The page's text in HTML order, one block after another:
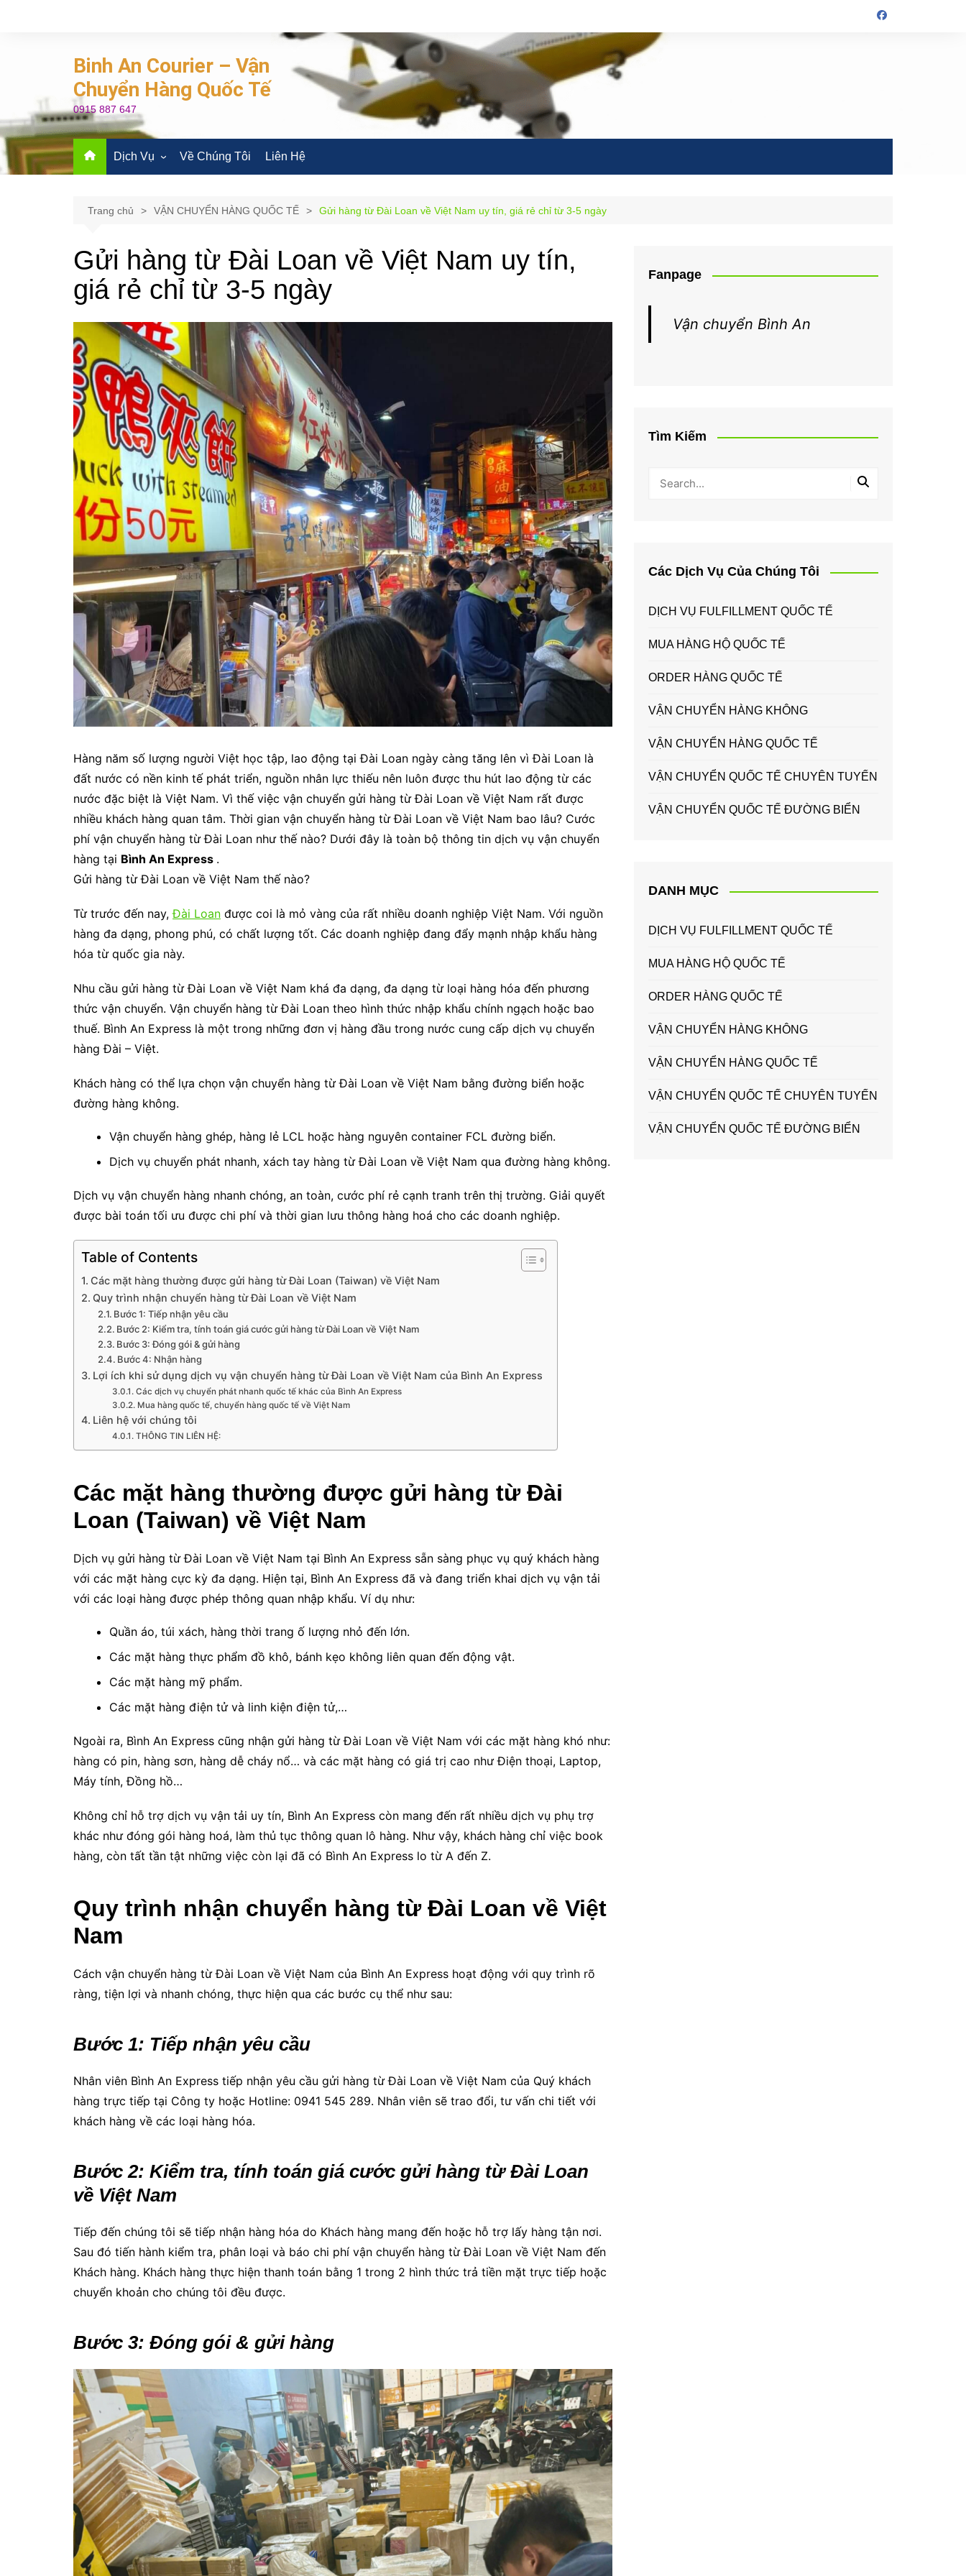
Binh An Courier – Vận
Chuyển Hàng Quốc Tế
0915 887 647
Dịch Vụ
MUA HÀNG HỘ QUỐC TẾ
VẬN CHUYỂN QUỐC TẾ
ĐƯỜNG BIỂN
Về Chúng Tôi Liên Hệ
Trang chủ VẬN CHUYỂN HÀNG QUỐC TẾ Gửi hàng từ Đài Loan về Việt Nam uy tín, giá rẻ chỉ từ 3-5 ngày
Gửi hàng từ Đài Loan về Việt Nam uy tín,
giá rẻ chỉ từ 3-5 ngày
Hàng năm số lượng người Việt học tập, lao động tại Đài Loan ngày càng tăng lên vì Đài Loan là
đất nước có nền kinh tế phát triển, nguồn nhân lực thiếu nên luôn được thu hút lao động từ các
nước đặc biệt là Việt Nam. Vì thế việc vận chuyển gửi hàng từ Đài Loan về Việt Nam rất được
nhiều khách hàng quan tâm. Thời gian vận chuyển hàng từ Đài Loan về Việt Nam bao lâu? Cước
phí vận chuyển hàng từ Đài Loan như thế nào? Dưới đây là toàn bộ thông tin dịch vụ vận chuyển
hàng tại Bình An Express .
Gửi hàng từ Đài Loan về Việt Nam thế nào?
Từ trước đến nay,Đài Loan được coi là mỏ vàng của rất nhiều doanh nghiệp Việt Nam. Với nguồn
hàng đa dạng, phong phú, có chất lượng tốt. Các doanh nghiệp đang đẩy mạnh nhập khẩu hàng
hóa từ quốc gia này.
Nhu cầu gửi hàng từ Đài Loan về Việt Nam khá đa dạng, đa dạng từ loại hàng hóa đến phương
thức vận chuyển. Vận chuyển hàng từ Đài Loan theo hình thức nhập khẩu chính ngạch hoặc bao
thuế. Bình An Express là một trong những đơn vị hàng đầu trong nước cung cấp dịch vụ chuyển
hàng Đài – Việt.
Khách hàng có thể lựa chọn vận chuyển hàng từ Đài Loan về Việt Nam bằng đường biển hoặc
đường hàng không.
Vận chuyển hàng ghép, hàng lẻ LCL hoặc hàng nguyên container FCL đường biển.
Dịch vụ chuyển phát nhanh, xách tay hàng từ Đài Loan về Việt Nam qua đường hàng không.
Dịch vụ vận chuyển hàng nhanh chóng, an toàn, cước phí rẻ cạnh tranh trên thị trường. Giải quyết
được bài toán tối ưu được chi phí và thời gian lưu thông hàng hoá cho các doanh nghiệp.
Table of Contents
Các mặt hàng thường được gửi hàng từ Đài Loan (Taiwan) về Việt Nam
Quy trình nhận chuyển hàng từ Đài Loan về Việt Nam
Bước 1: Tiếp nhận yêu cầu
Bước 2: Kiểm tra, tính toán giá cước gửi hàng từ Đài Loan về Việt Nam
Bước 3: Đóng gói & gửi hàng
Bước 4: Nhận hàng
Lợi ích khi sử dụng dịch vụ vận chuyển hàng từ Đài Loan về Việt Nam của Bình An Express
Các dịch vụ chuyển phát nhanh quốc tế khác của Bình An Express
Mua hàng quốc tế, chuyển hàng quốc tế về Việt Nam
Liên hệ với chúng tôi
THÔNG TIN LIÊN HỆ:
Các mặt hàng thường được gửi hàng từ Đài
Loan (Taiwan) về Việt Nam
Dịch vụ gửi hàng từ Đài Loan về Việt Nam tại Bình An Express sẵn sàng phục vụ quý khách hàng
với các mặt hàng cực kỳ đa dạng. Hiện tại, Bình An Express đã và đang triển khai dịch vụ vận tải
với các loại hàng được phép thông quan nhập khẩu. Ví dụ như:
Quần áo, túi xách, hàng thời trang ố lượng nhỏ đến lớn.
Các mặt hàng thực phẩm đồ khô, bánh kẹo không liên quan đến động vật.
Các mặt hàng mỹ phẩm.
Các mặt hàng điện tử và linh kiện điện tử,…
Ngoài ra, Bình An Express cũng nhận gửi hàng từ Đài Loan về Việt Nam với các mặt hàng khó như:
hàng có pin, hàng sơn, hàng dễ cháy nổ… và các mặt hàng có giá trị cao như Điện thoại, Laptop,
Máy tính, Đồng hồ…
Không chỉ hỗ trợ dịch vụ vận tải uy tín, Bình An Express còn mang đến rất nhiều dịch vụ phụ trợ
khác như đóng gói hàng hoá, làm thủ tục thông quan lô hàng. Như vậy, khách hàng chỉ việc book
hàng, còn tất tần tật những việc còn lại đã có Bình An Express lo từ A đến Z.
Quy trình nhận chuyển hàng từ Đài Loan về Việt
Nam
Cách vận chuyển hàng từ Đài Loan về Việt Nam của Bình An Express hoạt động với quy trình rõ
ràng, tiện lợi và nhanh chóng, thực hiện qua các bước cụ thể như sau:
Bước 1: Tiếp nhận yêu cầu
Nhân viên Bình An Express tiếp nhận yêu cầu gửi hàng từ Đài Loan về Việt Nam của Quý khách
hàng trực tiếp tại Công ty hoặc Hotline: 0941 545 289. Nhân viên sẽ trao đổi, tư vấn chi tiết với
khách hàng về các loại hàng hóa.
Bước 2: Kiểm tra, tính toán giá cước gửi hàng từ Đài Loan
về Việt Nam
Tiếp đến chúng tôi sẽ tiếp nhận hàng hóa do Khách hàng mang đến hoặc hỗ trợ lấy hàng tận nơi.
Sau đó tiến hành kiểm tra, phân loại và báo chi phí vận chuyển hàng từ Đài Loan về Việt Nam đến
Khách hàng. Khách hàng thực hiện thanh toán bằng 1 trong 2 hình thức trả tiền mặt trực tiếp hoặc
chuyển khoản cho chúng tôi đều được.
Bước 3: Đóng gói & gửi hàng
Fanpage
Vận chuyển Bình An
Tìm Kiếm
Các Dịch Vụ Của Chúng Tôi
DỊCH VỤ FULFILLMENT QUỐC TẾ
MUA HÀNG HỘ QUỐC TẾ
ORDER HÀNG QUỐC TẾ
VẬN CHUYỂN HÀNG KHÔNG
VẬN CHUYỂN HÀNG QUỐC TẾ
VẬN CHUYỂN QUỐC TẾ CHUYÊN TUYẾN
VẬN CHUYỂN QUỐC TẾ ĐƯỜNG BIỂN
DANH MỤC
DỊCH VỤ FULFILLMENT QUỐC TẾ
MUA HÀNG HỘ QUỐC TẾ
ORDER HÀNG QUỐC TẾ
VẬN CHUYỂN HÀNG KHÔNG
VẬN CHUYỂN HÀNG QUỐC TẾ
VẬN CHUYỂN QUỐC TẾ CHUYÊN TUYẾN
VẬN CHUYỂN QUỐC TẾ ĐƯỜNG BIỂN